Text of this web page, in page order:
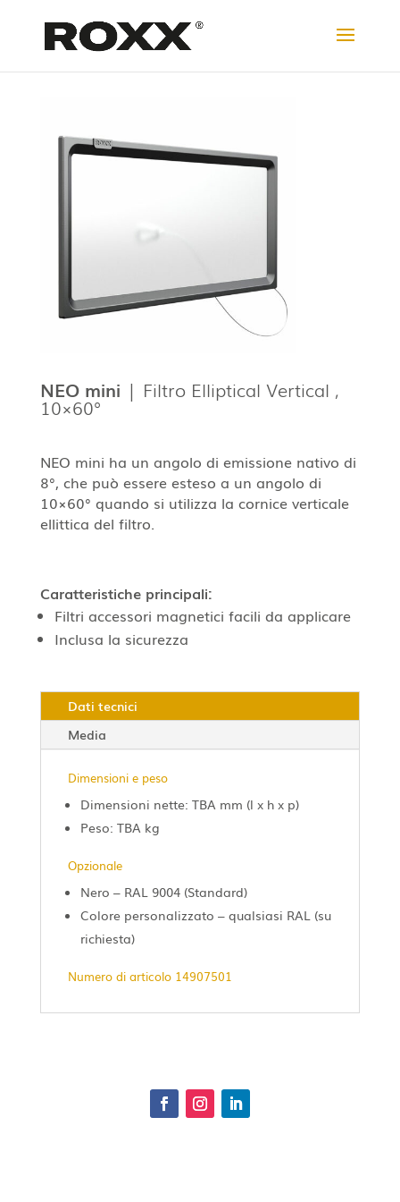
NEO mini | Filtro Elliptical Vertical ,
10×60°
NEO mini ha un angolo di emissione nativo di
8°, che può essere esteso a un angolo di
10×60° quando si utilizza la cornice verticale
ellittica del filtro.
Caratteristiche principali:
Filtri accessori magnetici facili da applicare
Inclusa la sicurezza
Dati tecnici
Media
Dimensioni e peso
Dimensioni nette: TBA mm (l x h x p)
Peso: TBA kg
Opzionale
Nero – RAL 9004 (Standard)
Colore personalizzato – qualsiasi RAL (su
richiesta)
Numero di articolo 14907501